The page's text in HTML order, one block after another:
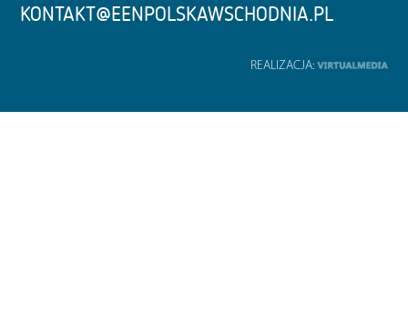
KONTAKT@EENPOLSKAWSCHODNIA.PL
REALIZACJA: